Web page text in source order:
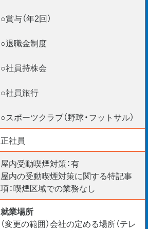
○賞与（年2回）
○退職金制度
○社員持株会
○社員旅行
○スポーツクラブ（野球・フットサル）
正社員
屋内受動喫煙対策：有
屋内の受動喫煙対策に関する特記事
項：喫煙区域での業務なし
就業場所
（変更の範囲）会社の定める場所（テレ